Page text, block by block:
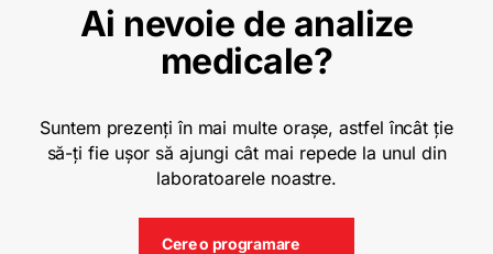
Ai nevoie de analize
medicale?
Suntem prezenți în mai multe orașe, astfel încât ție
să-ți fie ușor să ajungi cât mai repede la unul din
laboratoarele noastre.
Cere o programare